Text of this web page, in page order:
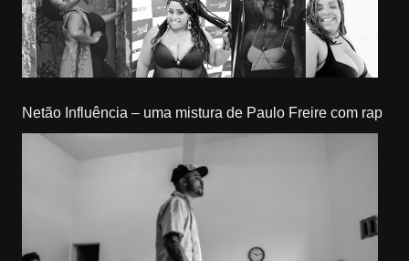
Netão Influência – uma mistura de Paulo Freire com rap